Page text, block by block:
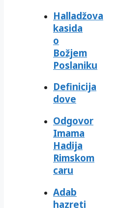
Halladžova
kasida
o
Božjem
Poslaniku
Definicija
dove
Odgovor
Imama
Hadija
Rimskom
caru
Adab
hazreti